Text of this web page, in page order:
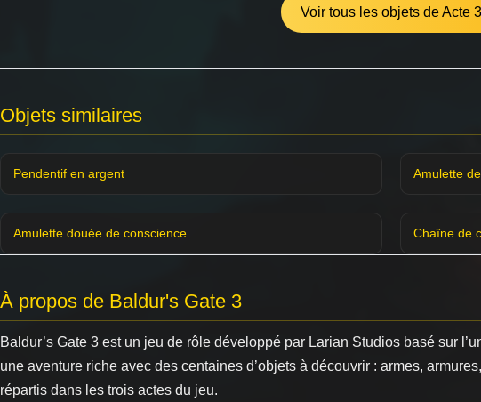
Voir tous les objets de Acte 3
Objets similaires
Pendentif en argent Amulette
Amulette douée de conscience Chaîne de
À propos de Baldur's Gate 3
Baldur’s Gate 3 est un jeu de rôle développé par Larian Studios basé sur
une aventure riche avec des centaines d’objets à découvrir : armes,
répartis dans les trois actes du jeu.